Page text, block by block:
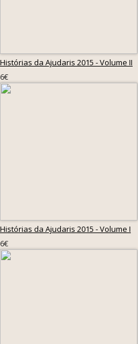
Histórias da Ajudaris 2015 - Volume II
6€
Histórias da Ajudaris 2015 - Volume I
6€